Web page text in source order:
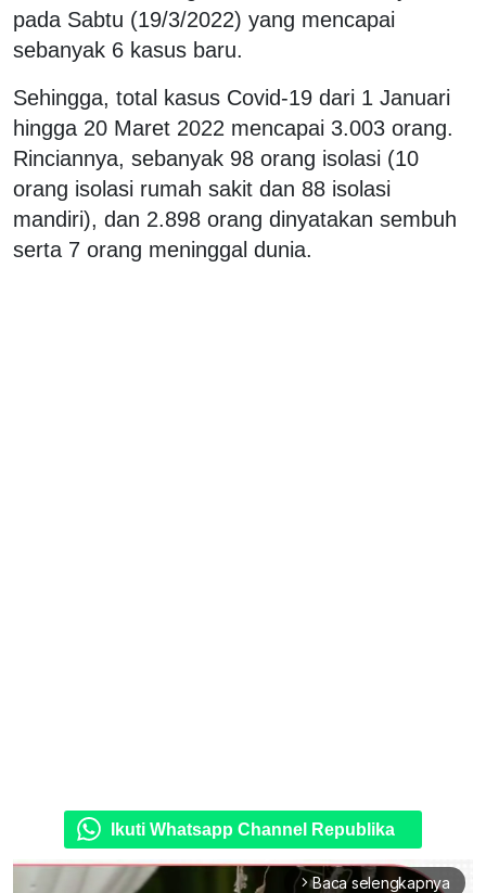
pada Sabtu (19/3/2022) yang mencapai
sebanyak 6 kasus baru.
Sehingga, total kasus Covid-19 dari 1 Januari
hingga 20 Maret 2022 mencapai 3.003 orang.
Rinciannya, sebanyak 98 orang isolasi (10
orang isolasi rumah sakit dan 88 isolasi
mandiri), dan 2.898 orang dinyatakan sembuh
serta 7 orang meninggal dunia.
Ikuti Whatsapp Channel Republika
arrow_forward_ios Baca selengkapnya